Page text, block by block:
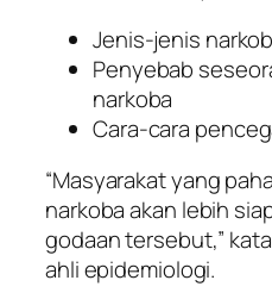
Jenis-jenis
Penyebab
narkoba
Cara-cara
“Masyarakat yang
narkoba akan lebih
godaan tersebut,”
ahli epidemiologi.